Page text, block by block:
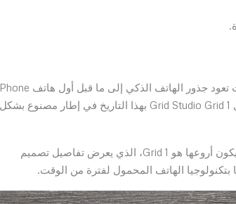
لكن iPhone الأصلي يمثل مفهوم وصول الهاتف الذكي إلى الوعي السائد. يحتفل Grid Studio Grid 1 بهذا التاريخ في إطار مصنوع بشكل
لقد قام Grid Studio ببناء تكريم للتكنولوجيا الكلاسيكية لبعض الوقت الآن. ربما يكون أروعها هو Grid 1، الذي يعرض تفاصيل تصميم